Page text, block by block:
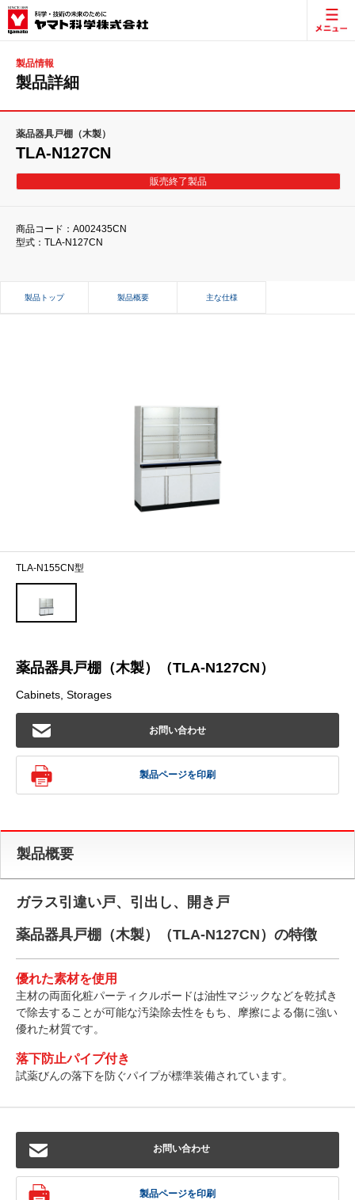
製品情報
製品詳細
薬品器具戸棚（木製）
TLA-N127CN
販売終了製品
商品コード：A002435CN
型式：TLA-N127CN
製品トップ 製品概要 主な仕様
TLA-N155CN型
薬品器具戸棚（木製）（TLA-N127CN）
Cabinets, Storages
お問い合わせ
製品ページを印刷
製品概要
ガラス引違い戸、引出し、開き戸
薬品器具戸棚（木製）（TLA-N127CN）の特徴
優れた素材を使用
主材の両面化粧パーティクルボードは油性マジックなどを乾拭き
で除去することが可能な汚染除去性をもち、摩擦による傷に強い
優れた材質です。
落下防止パイプ付き
試薬びんの落下を防ぐパイプが標準装備されています。
お問い合わせ
製品ページを印刷